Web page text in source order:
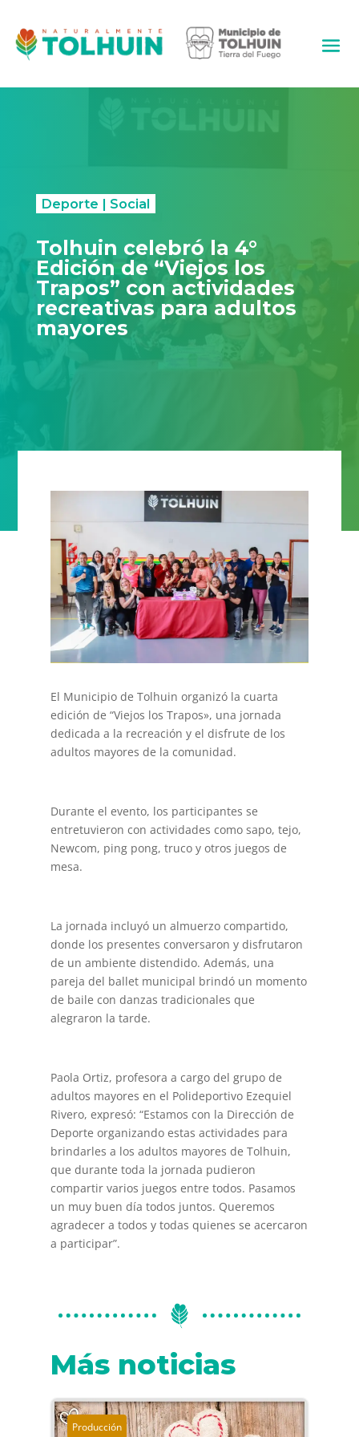
Deporte |Social
Tolhuin celebró la 4°
Edición de “Viejos los
Trapos” con actividades
recreativas para adultos
mayores
El Municipio de Tolhuin organizó la cuarta
edición de “Viejos los Trapos», una jornada
dedicada a la recreación y el disfrute de los
adultos mayores de la comunidad.
Durante el evento, los participantes se
entretuvieron con actividades como sapo, tejo,
Newcom, ping pong, truco y otros juegos de
mesa.
La jornada incluyó un almuerzo compartido,
donde los presentes conversaron y disfrutaron
de un ambiente distendido. Además, una
pareja del ballet municipal brindó un momento
de baile con danzas tradicionales que
alegraron la tarde.
Paola Ortiz, profesora a cargo del grupo de
adultos mayores en el Polideportivo Ezequiel
Rivero, expresó: “Estamos con la Dirección de
Deporte organizando estas actividades para
brindarles a los adultos mayores de Tolhuin,
que durante toda la jornada pudieron
compartir varios juegos entre todos. Pasamos
un muy buen día todos juntos. Queremos
agradecer a todos y todas quienes se acercaron
a participar”.
Más noticias
Producción